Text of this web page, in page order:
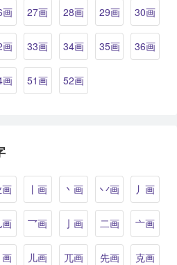
画 27画 28画 29画 30画
画 33画 34画 35画 36画
画 51画 52画
画 丨画 丶画 丷画 丿画
画 乛画 亅画 二画 亠画
儿画 兀画 先画 克画